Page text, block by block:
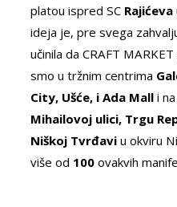
platou ispred SC Rajićeva
ideja je, pre svega
učinila da CRAFT
smo u tržnim centrima
City, Ušće, i Ada Mall i
Mihailovoj ulici, Trgu
Niškoj Tvrđavi u okviru
više od 100 ovakvih